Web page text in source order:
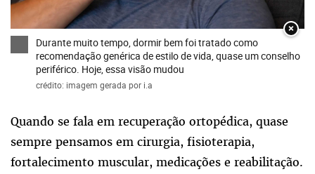
×
Durante muito tempo, dormir bem foi tratado como
recomendação genérica de estilo de vida, quase um conselho
periférico. Hoje, essa visão mudou
crédito: imagem gerada por i.a
Quando se fala em recuperação ortopédica, quase
sempre pensamos em cirurgia, fisioterapia,
fortalecimento muscular, medicações e reabilitação.